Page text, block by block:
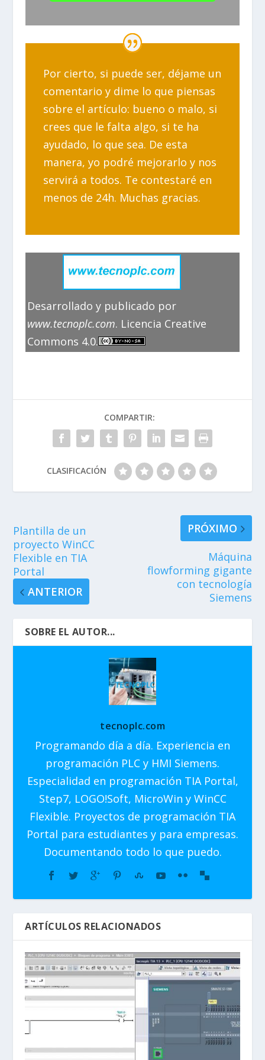
Por cierto, si puede ser, déjame un
comentario y dime lo que piensas
sobre el artículo: bueno o malo, si
crees que le falta algo, si te ha
ayudado, lo que sea. De esta
manera, yo podré mejorarlo y nos
servirá a todos. Te contestaré en
menos de 24h. Muchas gracias.
Desarrollado y publicado por
www.tecnoplc.com. Licencia Creative
Commons 4.0.
COMPARTIR:
CLASIFICACIÓN
Plantilla de un
proyecto WinCC
Flexible en TIA
Portal
ANTERIOR
PRÓXIMO
Máquina
flowforming gigante
con tecnología
Siemens
SOBRE EL AUTOR...
tecnoplc.com
Programando día a día. Experiencia en
programación PLC y HMI Siemens.
Especialidad en programación TIA Portal,
Step7, LOGO!Soft, MicroWin y WinCC
Flexible. Proyectos de programación TIA
Portal para estudiantes y para empresas.
Documentando todo lo que puedo.
ARTÍCULOS RELACIONADOS